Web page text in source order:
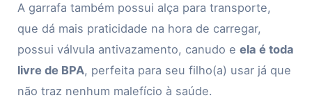
A garrafa também possui alça para transporte,
que dá mais praticidade na hora de carregar,
possui válvula antivazamento, canudo eela é toda
livre de BPA, perfeita para seu filho(a) usar já que
não traz nenhum malefício à saúde.